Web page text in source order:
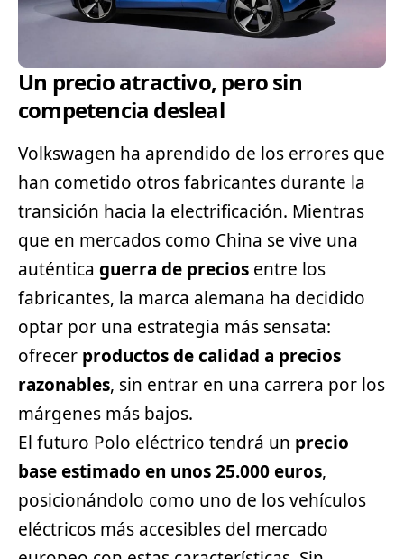
Un precio atractivo, pero sin
competencia desleal
Volkswagen ha aprendido de los errores que
han cometido otros fabricantes durante la
transición hacia la electrificación. Mientras
que en mercados como China se vive una
auténtica guerra de precios entre los
fabricantes, la marca alemana ha decidido
optar por una estrategia más sensata:
ofrecer productos de calidad a precios
razonables, sin entrar en una carrera por los
márgenes más bajos.
El futuro Polo eléctrico tendrá un precio
base estimado en unos 25.000 euros,
posicionándolo como uno de los vehículos
eléctricos más accesibles del mercado